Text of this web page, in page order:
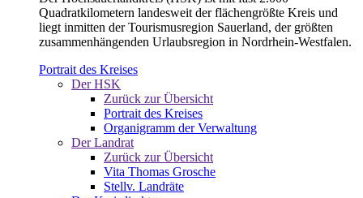
Quadratkilometern landesweit der flächengrößte Kreis und
liegt inmitten der Tourismusregion Sauerland, der größten
zusammenhängenden Urlaubsregion in Nordrhein-Westfalen.
Portrait des Kreises
Der HSK
Zurück zur Übersicht
Portrait des Kreises
Organigramm der Verwaltung
Der Landrat
Zurück zur Übersicht
Vita Thomas Grosche
Stellv. Landräte